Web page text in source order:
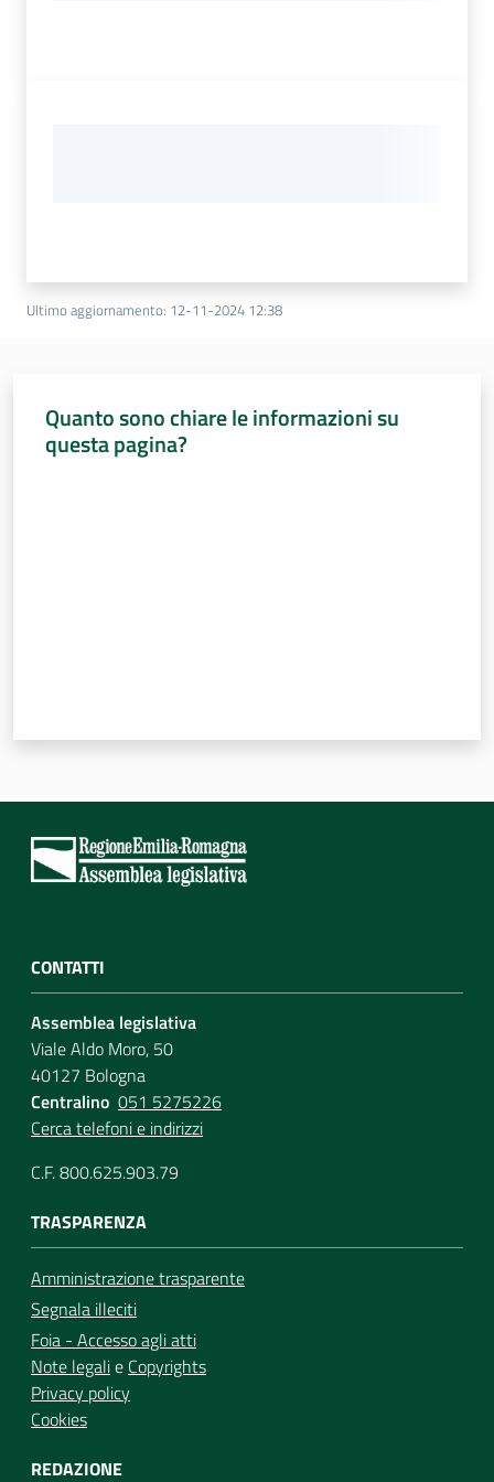
Ultimo aggiornamento: 12-11-2024 12:38
Quanto sono chiare le informazioni su
questa pagina?
CONTATTI
Assemblea legislativa
Viale Aldo Moro, 50
40127 Bologna
Centralino 051 5275226
Cerca telefoni e indirizzi
C.F. 800.625.903.79
TRASPARENZA
Amministrazione trasparente
Segnala illeciti
Foia - Accesso agli atti
Note legalie Copyrights
Privacy policy
Cookies
REDAZIONE